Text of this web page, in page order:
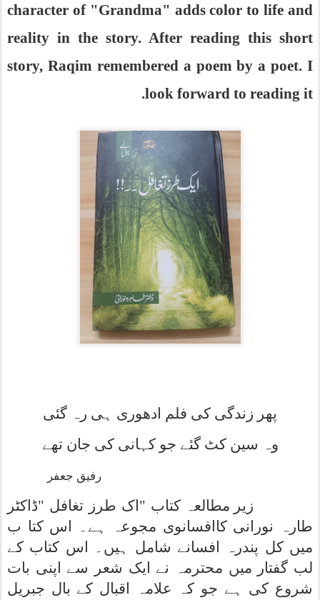
character of "Grandma" adds color to life and
reality in the story. After reading this short
story, Raqim remembered a poem by a poet. I
look forward to reading it.
پھر زندگی کی فلم ادھوری ہی رہ گئی
وہ سین کٹ گئے جو کہانی کی جان تھے
رفیق جعفر
زیر مطالعہ کتاب "اک طرز تغافل "ڈاکٹر
طارہ نورانی کاافسانوی مجوعہ ہے۔ اس کتا ب
میں کل پندرہ افسانے شامل ہیں۔ اس کتاب کے
لب گفتار میں محترمہ نے ایک شعر سے اپنی بات
شروع کی ہے جو کہ علامہ اقبال کے بال جبریل